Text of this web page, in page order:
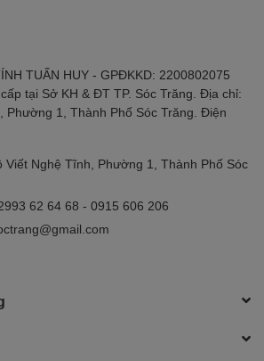
TUẤN HUY - GPĐKKD: 2200802075
tại Sở KH & ĐT TP. Sóc Trăng. Địa chỉ:
Phường 1, Thành Phố Sóc Trăng. Điện
Viết Nghệ Tĩnh, Phường 1, Thành Phố Sóc
62 64 68 - 0915 606 206